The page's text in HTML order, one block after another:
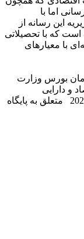
اما با
این رسانه از
است که با تحصیلاتی
با معیار‌های
بورس وزارت
و دارایی
© تمامی حقوق مادی و معنوی سایت تا سال 2026 متعلق به پایگاه